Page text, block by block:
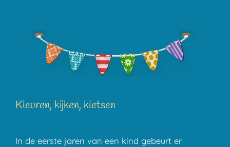
Kleuren, kijken, kletsen
In de eerste jaren van een kind gebeurt er